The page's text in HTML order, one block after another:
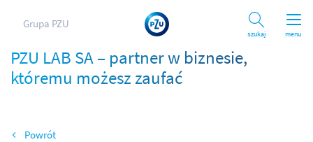
menu
Grupa PZU
Szukaj
PZU LAB SA – partner w biznesie,
któremu możesz zaufać
Wróć